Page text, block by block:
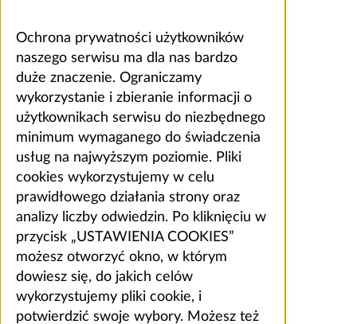
Ochrona prywatności użytkowników
naszego serwisu ma dla nas bardzo
duże znaczenie. Ograniczamy
wykorzystanie i zbieranie informacji o
użytkownikach serwisu do niezbędnego
minimum wymaganego do świadczenia
usług na najwyższym poziomie. Pliki
cookies wykorzystujemy w celu
prawidłowego działania strony oraz
analizy liczby odwiedzin. Po kliknięciu w
przycisk „USTAWIENIA COOKIES”
możesz otworzyć okno, w którym
dowiesz się, do jakich celów
wykorzystujemy pliki cookie, i
potwierdzić swoje wybory. Możesz też